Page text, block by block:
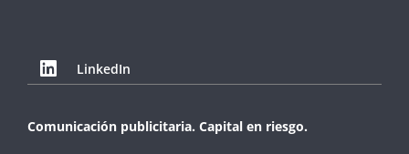
LinkedIn
Comunicación publicitaria. Capital en riesgo.